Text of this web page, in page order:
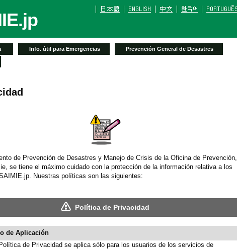
Info. útil para Emergencias Prevención General de Desastres
de Prevención de Desastres y Manejo de Crisis de la Oficina de Prevención,
se tiene el máximo cuidado con la protección de la información relativa a los
Nuestras políticas son las siguientes:
Política de Privacidad
de Aplicación
de Privacidad se aplica sólo para los usuarios de los servicios de